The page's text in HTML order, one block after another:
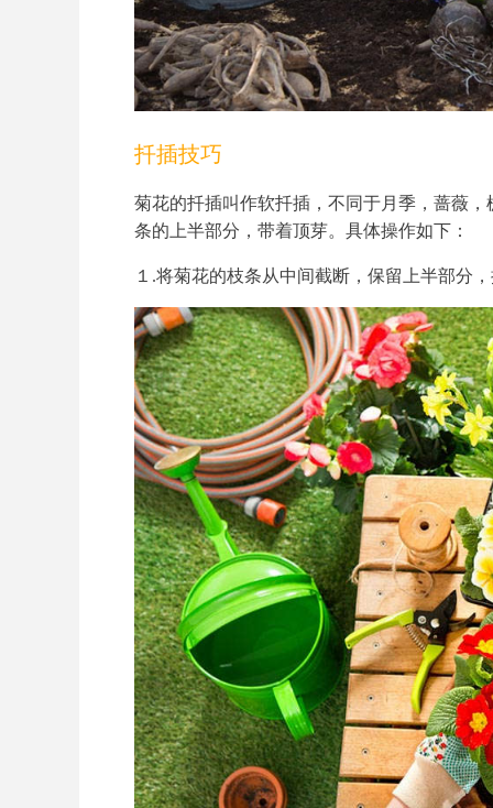
扦插技巧
菊花的扦插叫作软扦插，不同于月季，蔷薇
条的上半部分，带着顶芽。具体操作如下：
１.将菊花的枝条从中间截断，保留上半部分